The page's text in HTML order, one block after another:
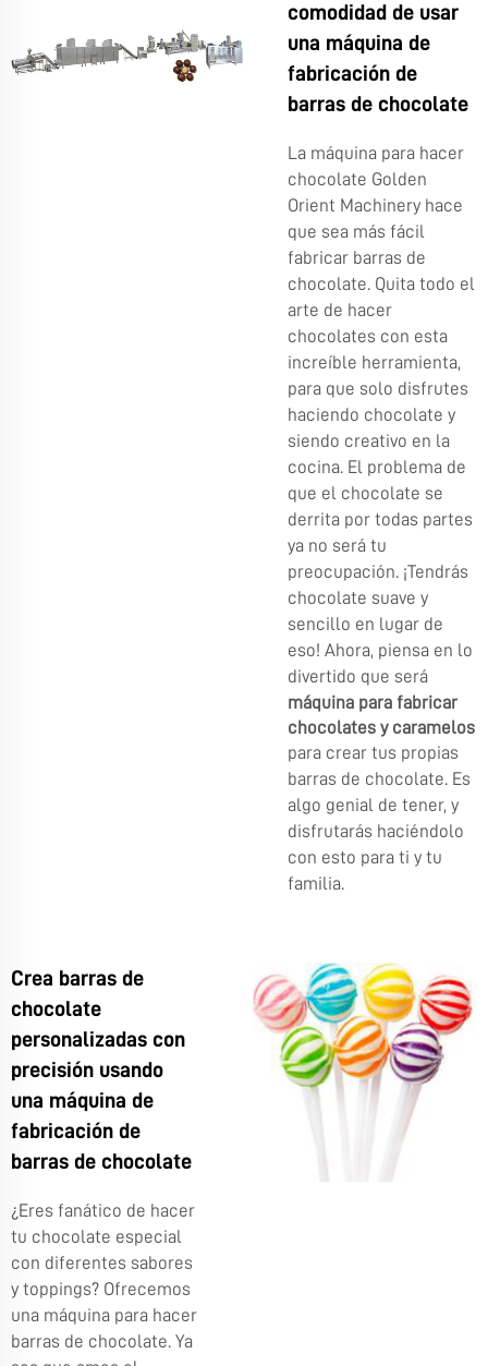
comodidad de usar
una máquina de
fabricación de
barras de chocolate
La máquina para hacer
chocolate Golden
Orient Machinery hace
que sea más fácil
fabricar barras de
chocolate. Quita todo el
arte de hacer
chocolates con esta
increíble herramienta,
para que solo disfrutes
haciendo chocolate y
siendo creativo en la
cocina. El problema de
que el chocolate se
derrita por todas partes
ya no será tu
preocupación. ¡Tendrás
chocolate suave y
sencillo en lugar de
eso! Ahora, piensa en lo
divertido que será
máquina para fabricar
chocolates y caramelos
para crear tus propias
barras de chocolate. Es
algo genial de tener, y
disfrutarás haciéndolo
con esto para ti y tu
familia.
Crea barras de
chocolate
personalizadas con
precisión usando
una máquina de
fabricación de
barras de chocolate
¿Eres fanático de hacer
tu chocolate especial
con diferentes sabores
y toppings? Ofrecemos
una máquina para hacer
barras de chocolate. Ya